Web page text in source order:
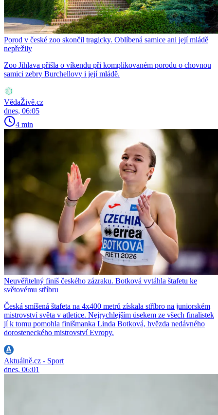
Porod v české zoo skončil tragicky. Oblíbená samice ani její mládě
nepřežily
Zoo Jihlava přišla o víkendu při komplikovaném porodu o chovnou
samici zebry Burchellovy i její mládě.
VědaŽivě.cz
dnes, 06:05
4 min
Neuvěřitelný finiš českého zázraku. Botková vytáhla štafetu ke
světovému stříbru
Česká smíšená štafeta na 4x400 metrů získala stříbro na juniorském
mistrovství světa v atletice. Nejrychlejším úsekem ze všech finalistek
jí k tomu pomohla finišmanka Linda Botková, hvězda nedávného
dorosteneckého mistrovství Evropy.
Aktuálně.cz - Sport
dnes, 06:01